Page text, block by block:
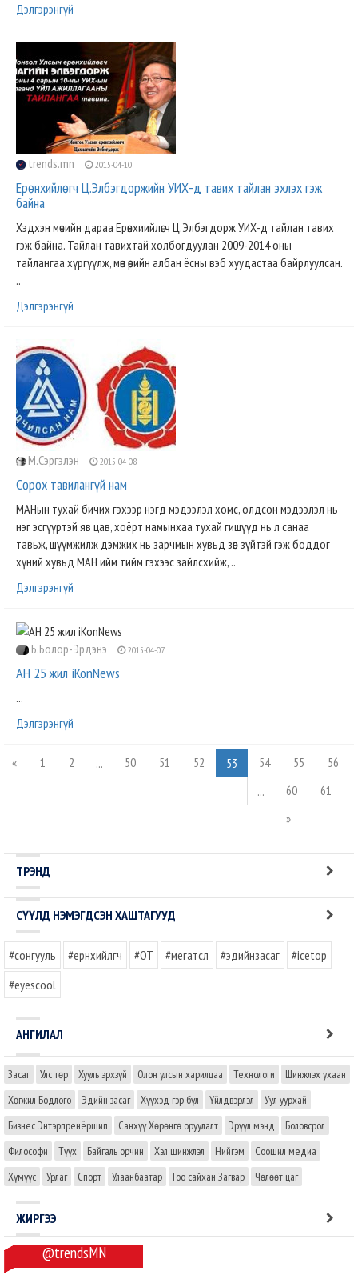
Дэлгэрэнгүй
trends.mn 2015-04-10
Ерөнхийлөгч Ц.Элбэгдоржийн УИХ-д тавих тайлан эхлэх гэж
байна
Хэдхэн мөчийн дараа Ерөнхиийлөгч Ц.Элбэгдорж УИХ-д тайлан тавих
гэж байна. Тайлан тавихтай холбогдуулан 2009-2014 оны
тайлангаа хүргүүлж, мөн өөрийн албан ёсны вэб хуудастаа байрлуулсан.
..
Дэлгэрэнгүй
М.Сэргэлэн 2015-04-08
Сөрөх тавилангүй нам
МАНын тухай бичих гэхээр нэгд мэдээлэл хомс, олдсон мэдээлэл нь
нэг эсгүүртэй яв цав, хоёрт намынхаа тухай гишүүд нь л санаа
тавьж, шүүмжилж дэмжих нь зарчмын хувьд зөв зүйтэй гэж боддог
хүний хувьд МАН ийм тийм гэхээс зайлсхийж, ..
Дэлгэрэнгүй
Б.Болор-Эрдэнэ 2015-04-07
АН 25 жил iKonNews
...
Дэлгэрэнгүй
« 1 2 ... 50 51 52 53 54 55
56
...
60
61
»
ТРЭНД
СҮҮЛД НЭМЭГДСЭН ХАШТАГУУД
#сонгууль #ерөнхийлөгч #OT #мегатөсөл #эдийнзасаг
#icetop
#eyescool
АНГИЛАЛ
Засаг Улс төр Хууль эрхзүй Олон улсын харилцаа Технологи
Шинжлэх ухаан
Хөгжил Бодлого
Эдийн засаг Хүүхэд гэр бүл Үйлдвэрлэл
Уул уурхай
Бизнес Энтэрпренёршип
Санхүү Хөрөнгө оруулалт Эрүүл мэнд
Боловсрол
Философи
Түүх Байгаль орчин Хэл шинжлэл Нийгэм
Соошил медиа
Хүмүүс
Урлаг Спорт Улаанбаатар Гоо сайхан Загвар Чөлөөт цаг
ЖИРГЭЭ
@trendsMN